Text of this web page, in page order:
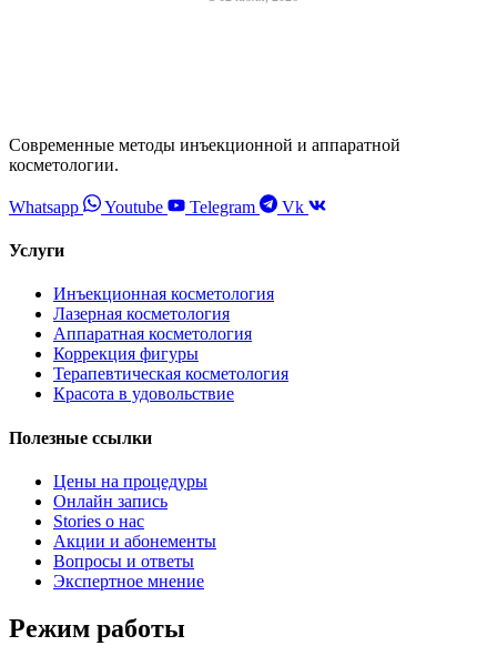
Современные методы инъекционной и аппаратной
косметологии.
Whatsapp Youtube Telegram Vk
Услуги
Инъекционная косметология
Лазерная косметология
Аппаратная косметология
Коррекция фигуры
Терапевтическая косметология
Красота в удовольствие
Полезные ссылки
Цены на процедуры
Онлайн запись
Stories о нас
Акции и абонементы
Вопросы и ответы
Экспертное мнение
Режим работы